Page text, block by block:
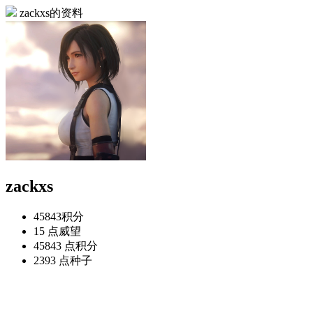
zackxs的资料
zackxs
45843积分
15 点威望
45843 点积分
2393 点种子